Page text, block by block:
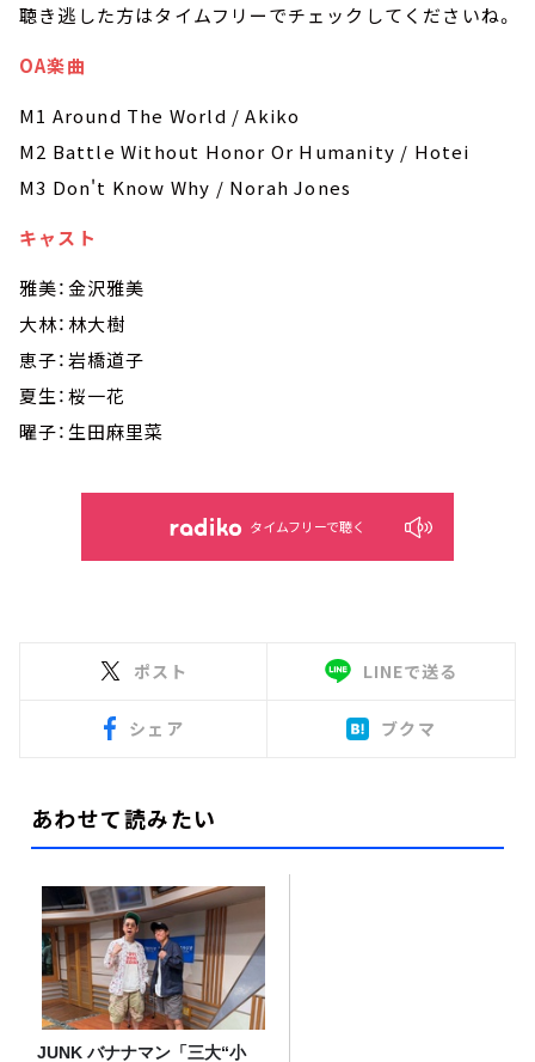
聴き逃した方はタイムフリーでチェックしてくださいね。
OA楽曲
M1 Around The World / Akiko
M2 Battle Without Honor Or Humanity / Hotei
M3 Don't Know Why / Norah Jones
キャスト
雅美：金沢雅美
大林：林大樹
恵子：岩橋道子
夏生：桜一花
曜子：生田麻里菜
タイムフリーで聴く
ポスト LINEで送る
シェア ブクマ
あわせて読みたい
JUNK バナナマン「三大“小